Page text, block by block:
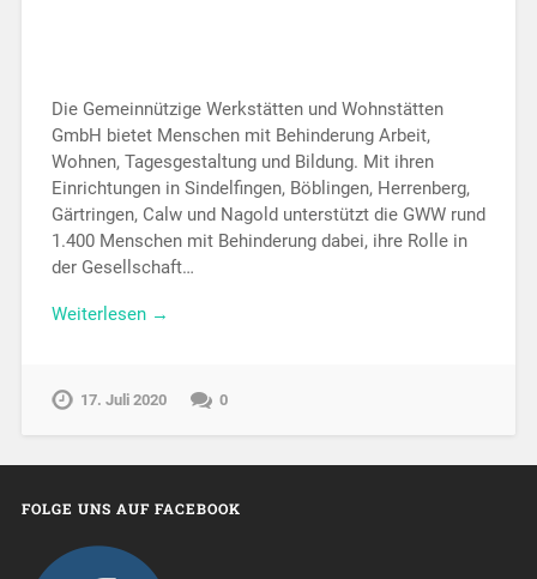
Die Gemeinnützige Werkstätten und Wohnstätten
GmbH bietet Menschen mit Behinderung Arbeit,
Wohnen, Tagesgestaltung und Bildung. Mit ihren
Einrichtungen in Sindelfingen, Böblingen, Herrenberg,
Gärtringen, Calw und Nagold unterstützt die GWW rund
1.400 Menschen mit Behinderung dabei, ihre Rolle in
der Gesellschaft…
Weiterlesen →
17. Juli 2020 0
FOLGE UNS AUF FACEBOOK